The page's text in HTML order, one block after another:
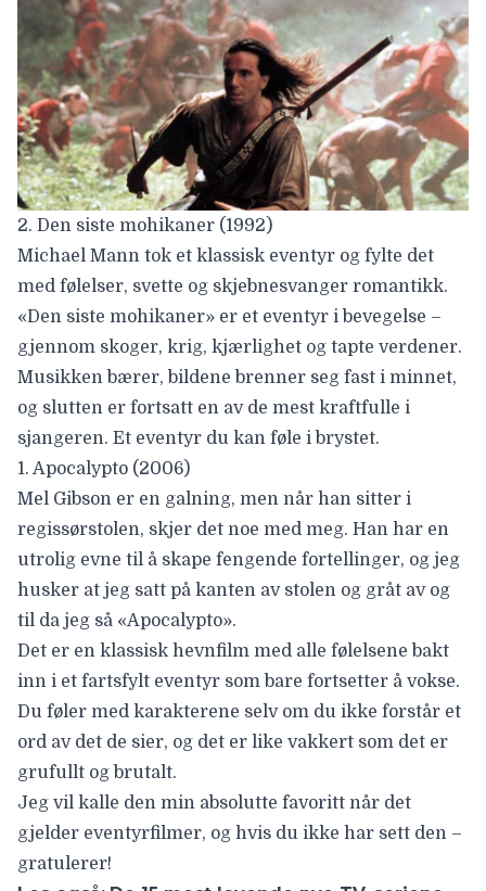
2. Den siste mohikaner (1992)
Michael Mann tok et klassisk eventyr og fylte det
med følelser, svette og skjebnesvanger romantikk.
«Den siste mohikaner» er et eventyr i bevegelse –
gjennom skoger, krig, kjærlighet og tapte verdener.
Musikken bærer, bildene brenner seg fast i minnet,
og slutten er fortsatt en av de mest kraftfulle i
sjangeren. Et eventyr du kan føle i brystet.
1. Apocalypto (2006)
Mel Gibson er en galning, men når han sitter i
regissørstolen, skjer det noe med meg. Han har en
utrolig evne til å skape fengende fortellinger, og jeg
husker at jeg satt på kanten av stolen og gråt av og
til da jeg så «Apocalypto».
Det er en klassisk hevnfilm med alle følelsene bakt
inn i et fartsfylt eventyr som bare fortsetter å vokse.
Du føler med karakterene selv om du ikke forstår et
ord av det de sier, og det er like vakkert som det er
grufullt og brutalt.
Jeg vil kalle den min absolutte favoritt når det
gjelder eventyrfilmer, og hvis du ikke har sett den –
gratulerer!